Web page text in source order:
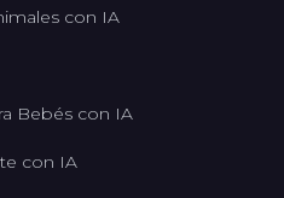
con IA
Bebés con IA
con IA